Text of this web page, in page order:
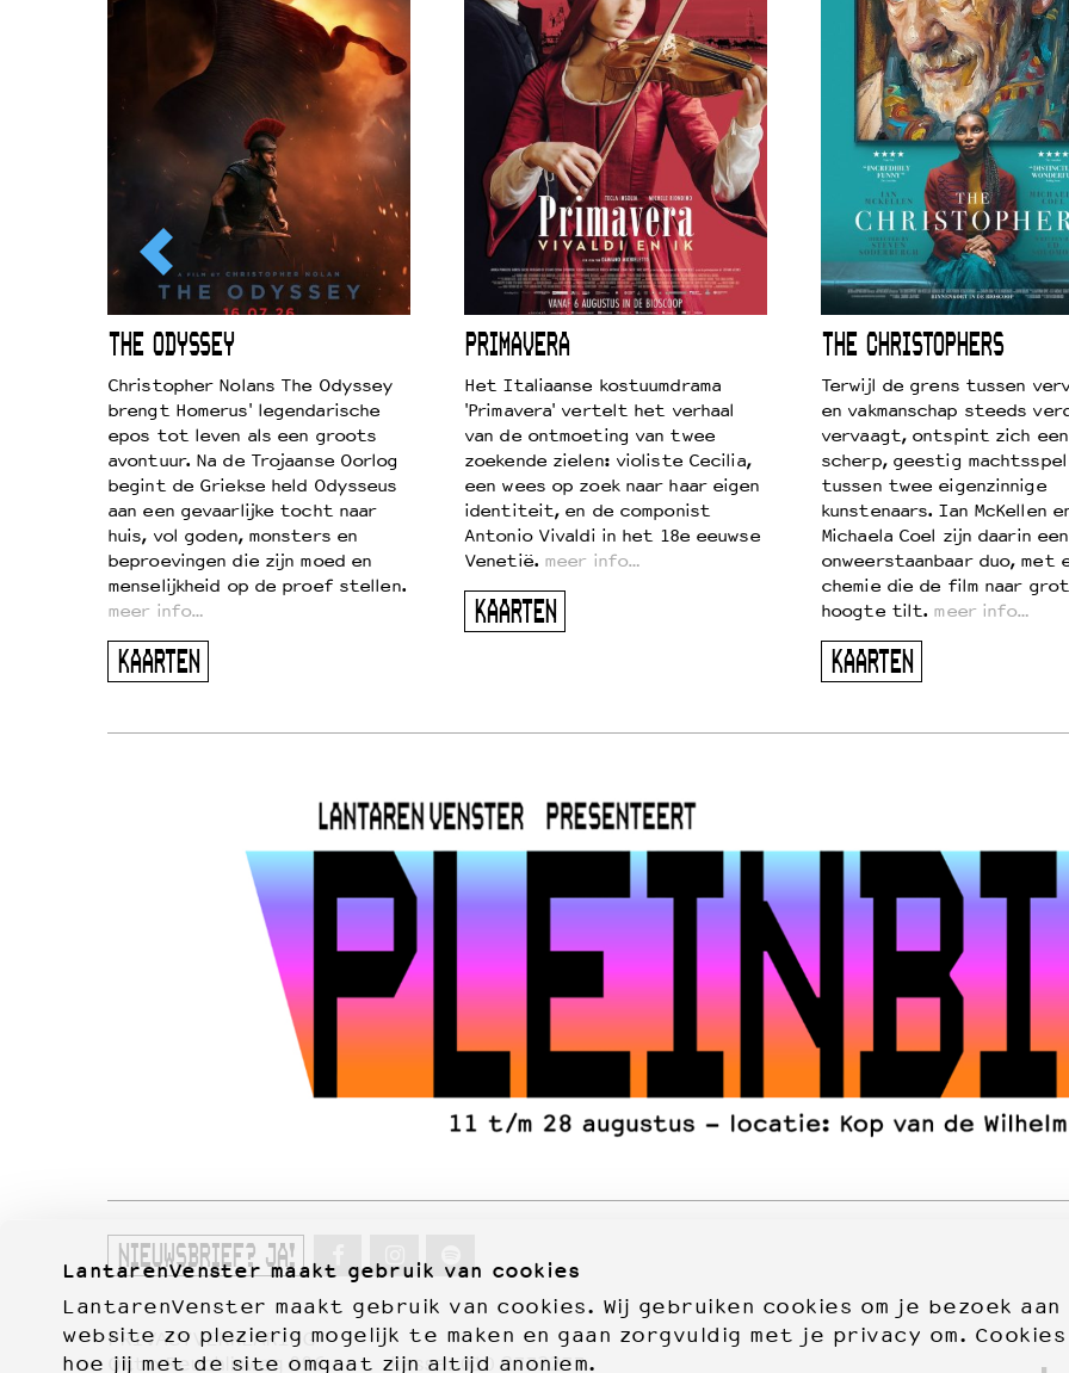
LantarenVenster maakt gebruik van cookies
LantarenVenster maakt gebruik van cookies. Wij gebruiken cookies om je bezoek aan
website zo plezierig mogelijk te maken en gaan zorgvuldig met je privacy om.
hoe jij met de site omgaat zijn altijd anoniem.
THE ODYSSEY
Christopher Nolans The Odyssey
brengt Homerus' legendarische
epos tot leven als een groots
avontuur. Na de Trojaanse Oorlog
begint de Griekse held Odysseus
aan een gevaarlijke tocht naar
huis, vol goden, monsters en
beproevingen die zijn moed en
menselijkheid op de proef stellen.
meer info…
KAARTEN
PRIMAVERA
Het Italiaanse kostuumdrama
'Primavera' vertelt het verhaal
van de ontmoeting van twee
zoekende zielen: violiste Cecilia,
een wees op zoek naar haar eigen
identiteit, en de componist
Antonio Vivaldi in het 18e eeuwse
Venetië. meer info…
KAARTEN
THE CHRISTOPHERS
Terwijl de grens tussen
en vakmanschap steeds
vervaagt, ontspint zich een
scherp, geestig machtsspel
tussen twee eigenzinnige
kunstenaars. Ian McKellen
Michaela Coel zijn daarin een
onweerstaanbaar duo, met
chemie die de film naar
hoogte tilt. meer info…
KAARTEN
NIEUWSBRIEF? JA!
PRIVACYVERKLARING
Otto Reuchlinweg 996
kassa:010 2772277